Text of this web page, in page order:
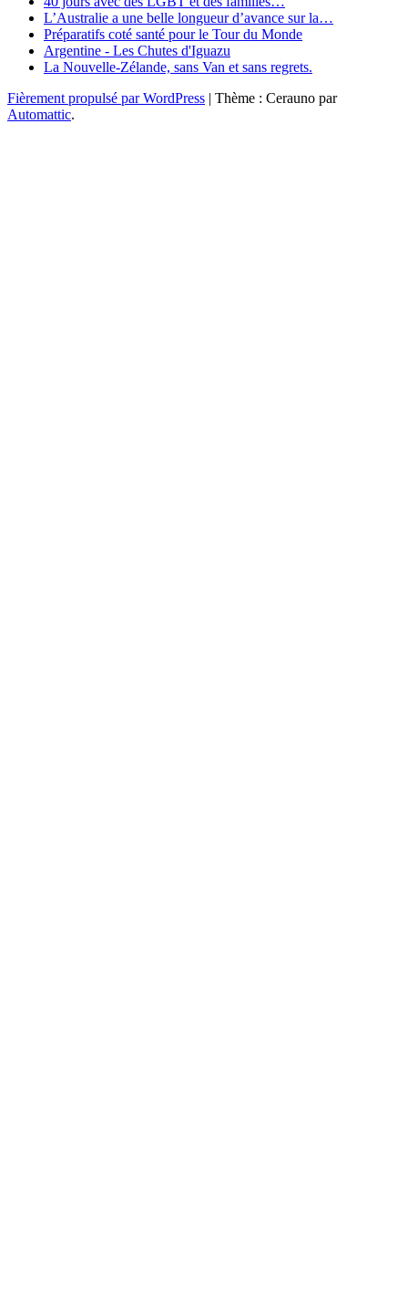
L’Australie a une belle longueur d’avance sur la…
Préparatifs coté santé pour le Tour du Monde
Argentine - Les Chutes d'Iguazu
La Nouvelle-Zélande, sans Van et sans regrets.
Fièrement propulsé par WordPress | Thème : Cerauno par
Automattic.